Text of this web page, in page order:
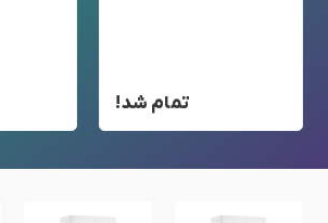
تمام شد!